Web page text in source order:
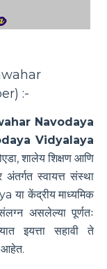
) :-
Navodaya
Vidyalaya
शालेय शिक्षण आणि
अंतर्गत स्वायत्त संस्था
केंद्रीय माध्यमिक
असलेल्या पूर्णतः
इयत्ता सहावी ते
आहेत.